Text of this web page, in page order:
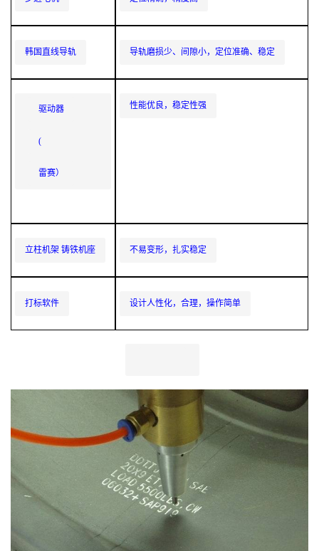
韩国直线导轨 导轨磨损少、间隙小，定位准确、稳定
驱动器
(
雷赛）
性能优良，稳定性强
立柱机架 铸铁机座 不易变形，扎实稳定
打标软件 设计人性化，合理，操作简单